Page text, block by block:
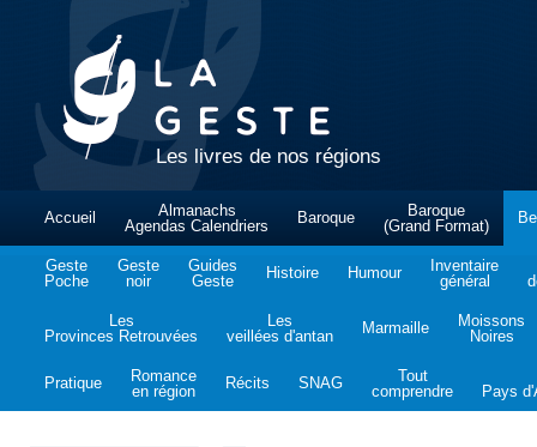
Les livres de nos régions
Accueil
Almanachs
Agendas Calendriers
Baroque
Baroque
(Grand Format)
Geste
Poche
Geste
noir
Guides
Geste
Histoire Humour
Inventaire
général
Les
Provinces Retrouvées
Les
veillées d'antan
Marmaille
Moissons
Noires
Pratique
Romance
en région
Récits SNAG
Tout
comprendre
Pays